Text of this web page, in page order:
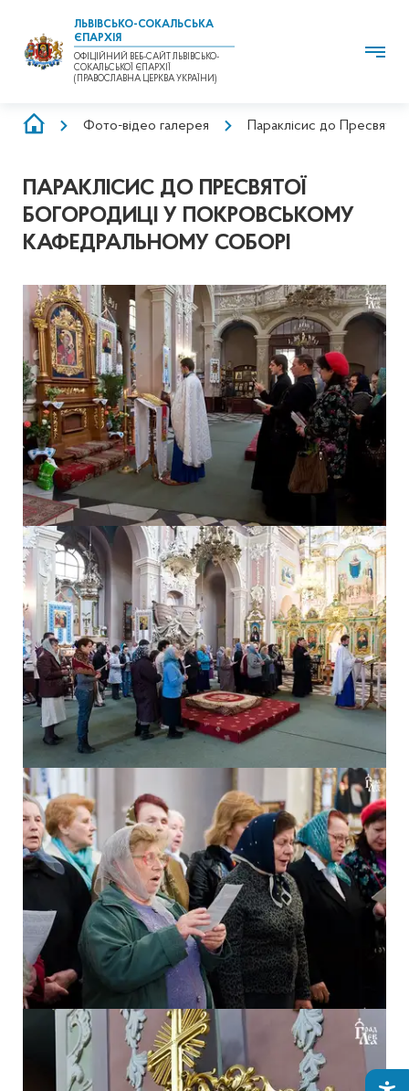
ЛЬВІВСЬКО-СОКАЛЬСЬКА
ЄПАРХІЯ
ОФІЦІЙНИЙ ВЕБ-САЙТ ЛЬВІВСЬКО-
СОКАЛЬСЬКОЇ ЄПАРХІЇ
(ПРАВОСЛАВНА ЦЕРКВА УКРАЇНИ)
РЯДОКФото-відео галерея Параклісис до
ПАРАКЛІСИС ДО ПРЕСВЯТОЇ
БОГОРОДИЦІ У ПОКРОВСЬКОМУ
КАФЕДРАЛЬНОМУ СОБОРІ